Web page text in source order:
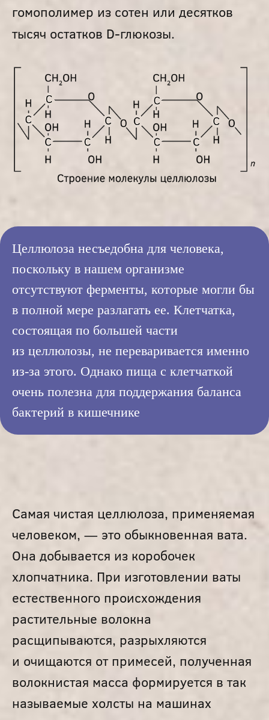
гомополимер из сотен или десятков
тысяч остатков D-глюкозы.
Целлюлоза несъедобна для человека,
поскольку в нашем организме
отсутствуют ферменты, которые могли бы
в полной мере разлагать ее. Клетчатка,
состоящая по большей части
из целлюлозы, не переваривается именно
из-за этого. Однако пища с клетчаткой
очень полезна для поддержания баланса
бактерий в кишечнике
Самая чистая целлюлоза, применяемая
человеком, — это обыкновенная вата.
Она добывается из коробочек
хлопчатника. При изготовлении ваты
естественного происхождения
растительные волокна
расщипываются, разрыхляются
и очищаются от примесей, полученная
волокнистая масса формируется в так
называемые холсты на машинах